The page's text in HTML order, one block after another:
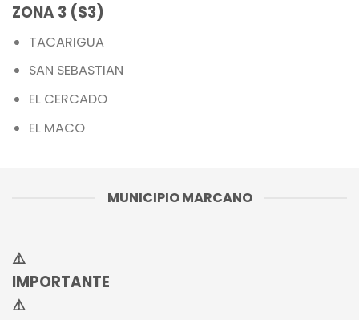
ZONA 3 ($3)
TACARIGUA
SAN SEBASTIAN
EL CERCADO
EL MACO
MUNICIPIO MARCANO
⚠️
IMPORTANTE
⚠️